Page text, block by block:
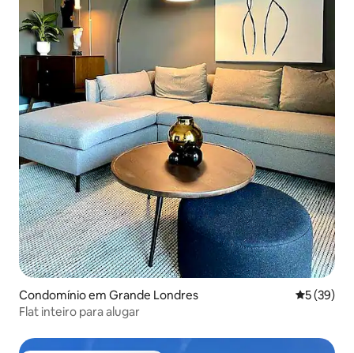
Condomínio em Grande Londres
5 (39)
Flat inteiro para alugar